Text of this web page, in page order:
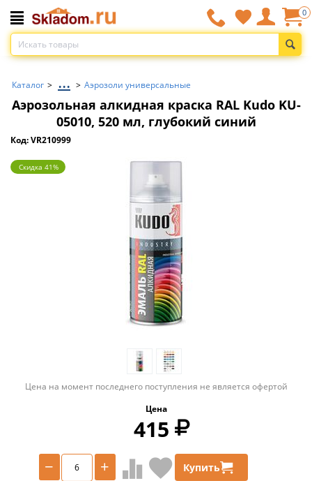
0
Каталог > ... > Аэрозоли универсальные
Аэрозольная алкидная краска RAL Kudo KU-
05010, 520 мл, глубокий синий
Код: VR210999
Скидка 41%
Цена на момент последнего поступления не является офертой
Цена
415
+
− Купить